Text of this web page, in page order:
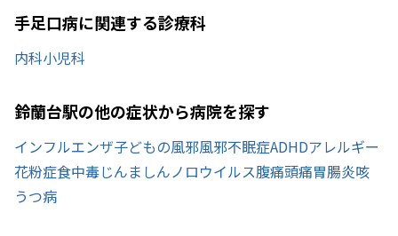
手足口病に関連する診療科
内科小児科
鈴蘭台駅の他の症状から病院を探す
インフルエンザ子どもの風邪風邪不眠症ADHDアレルギー
花粉症食中毒じんましんノロウイルス腹痛頭痛胃腸炎咳
うつ病